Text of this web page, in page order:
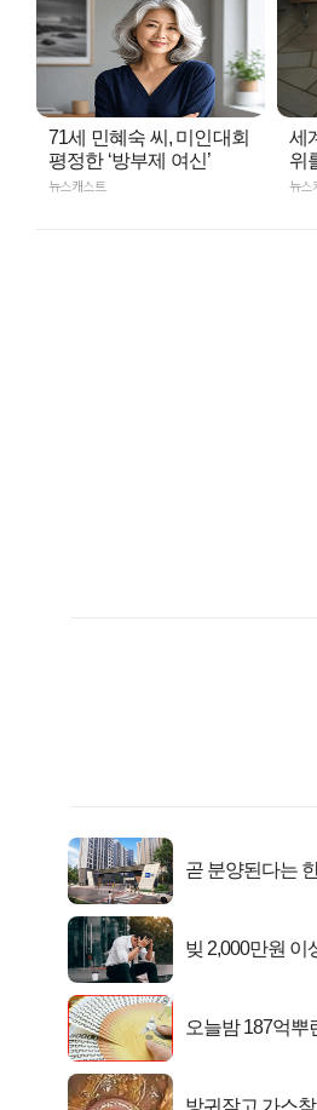
71세 민혜숙 씨, 미인대회
평정한 ‘방부제 여신’
뉴스캐스트
세
위
뉴스
곧 분양된다는
빚 2,000만원 이
오늘밤 187억뿌
방귀잦고,가스참